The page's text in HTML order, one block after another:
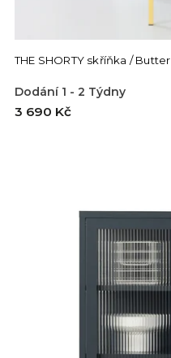
THE SHORTY skříňka / Butter
Dodání 1 - 2 Týdny
3 690 Kč